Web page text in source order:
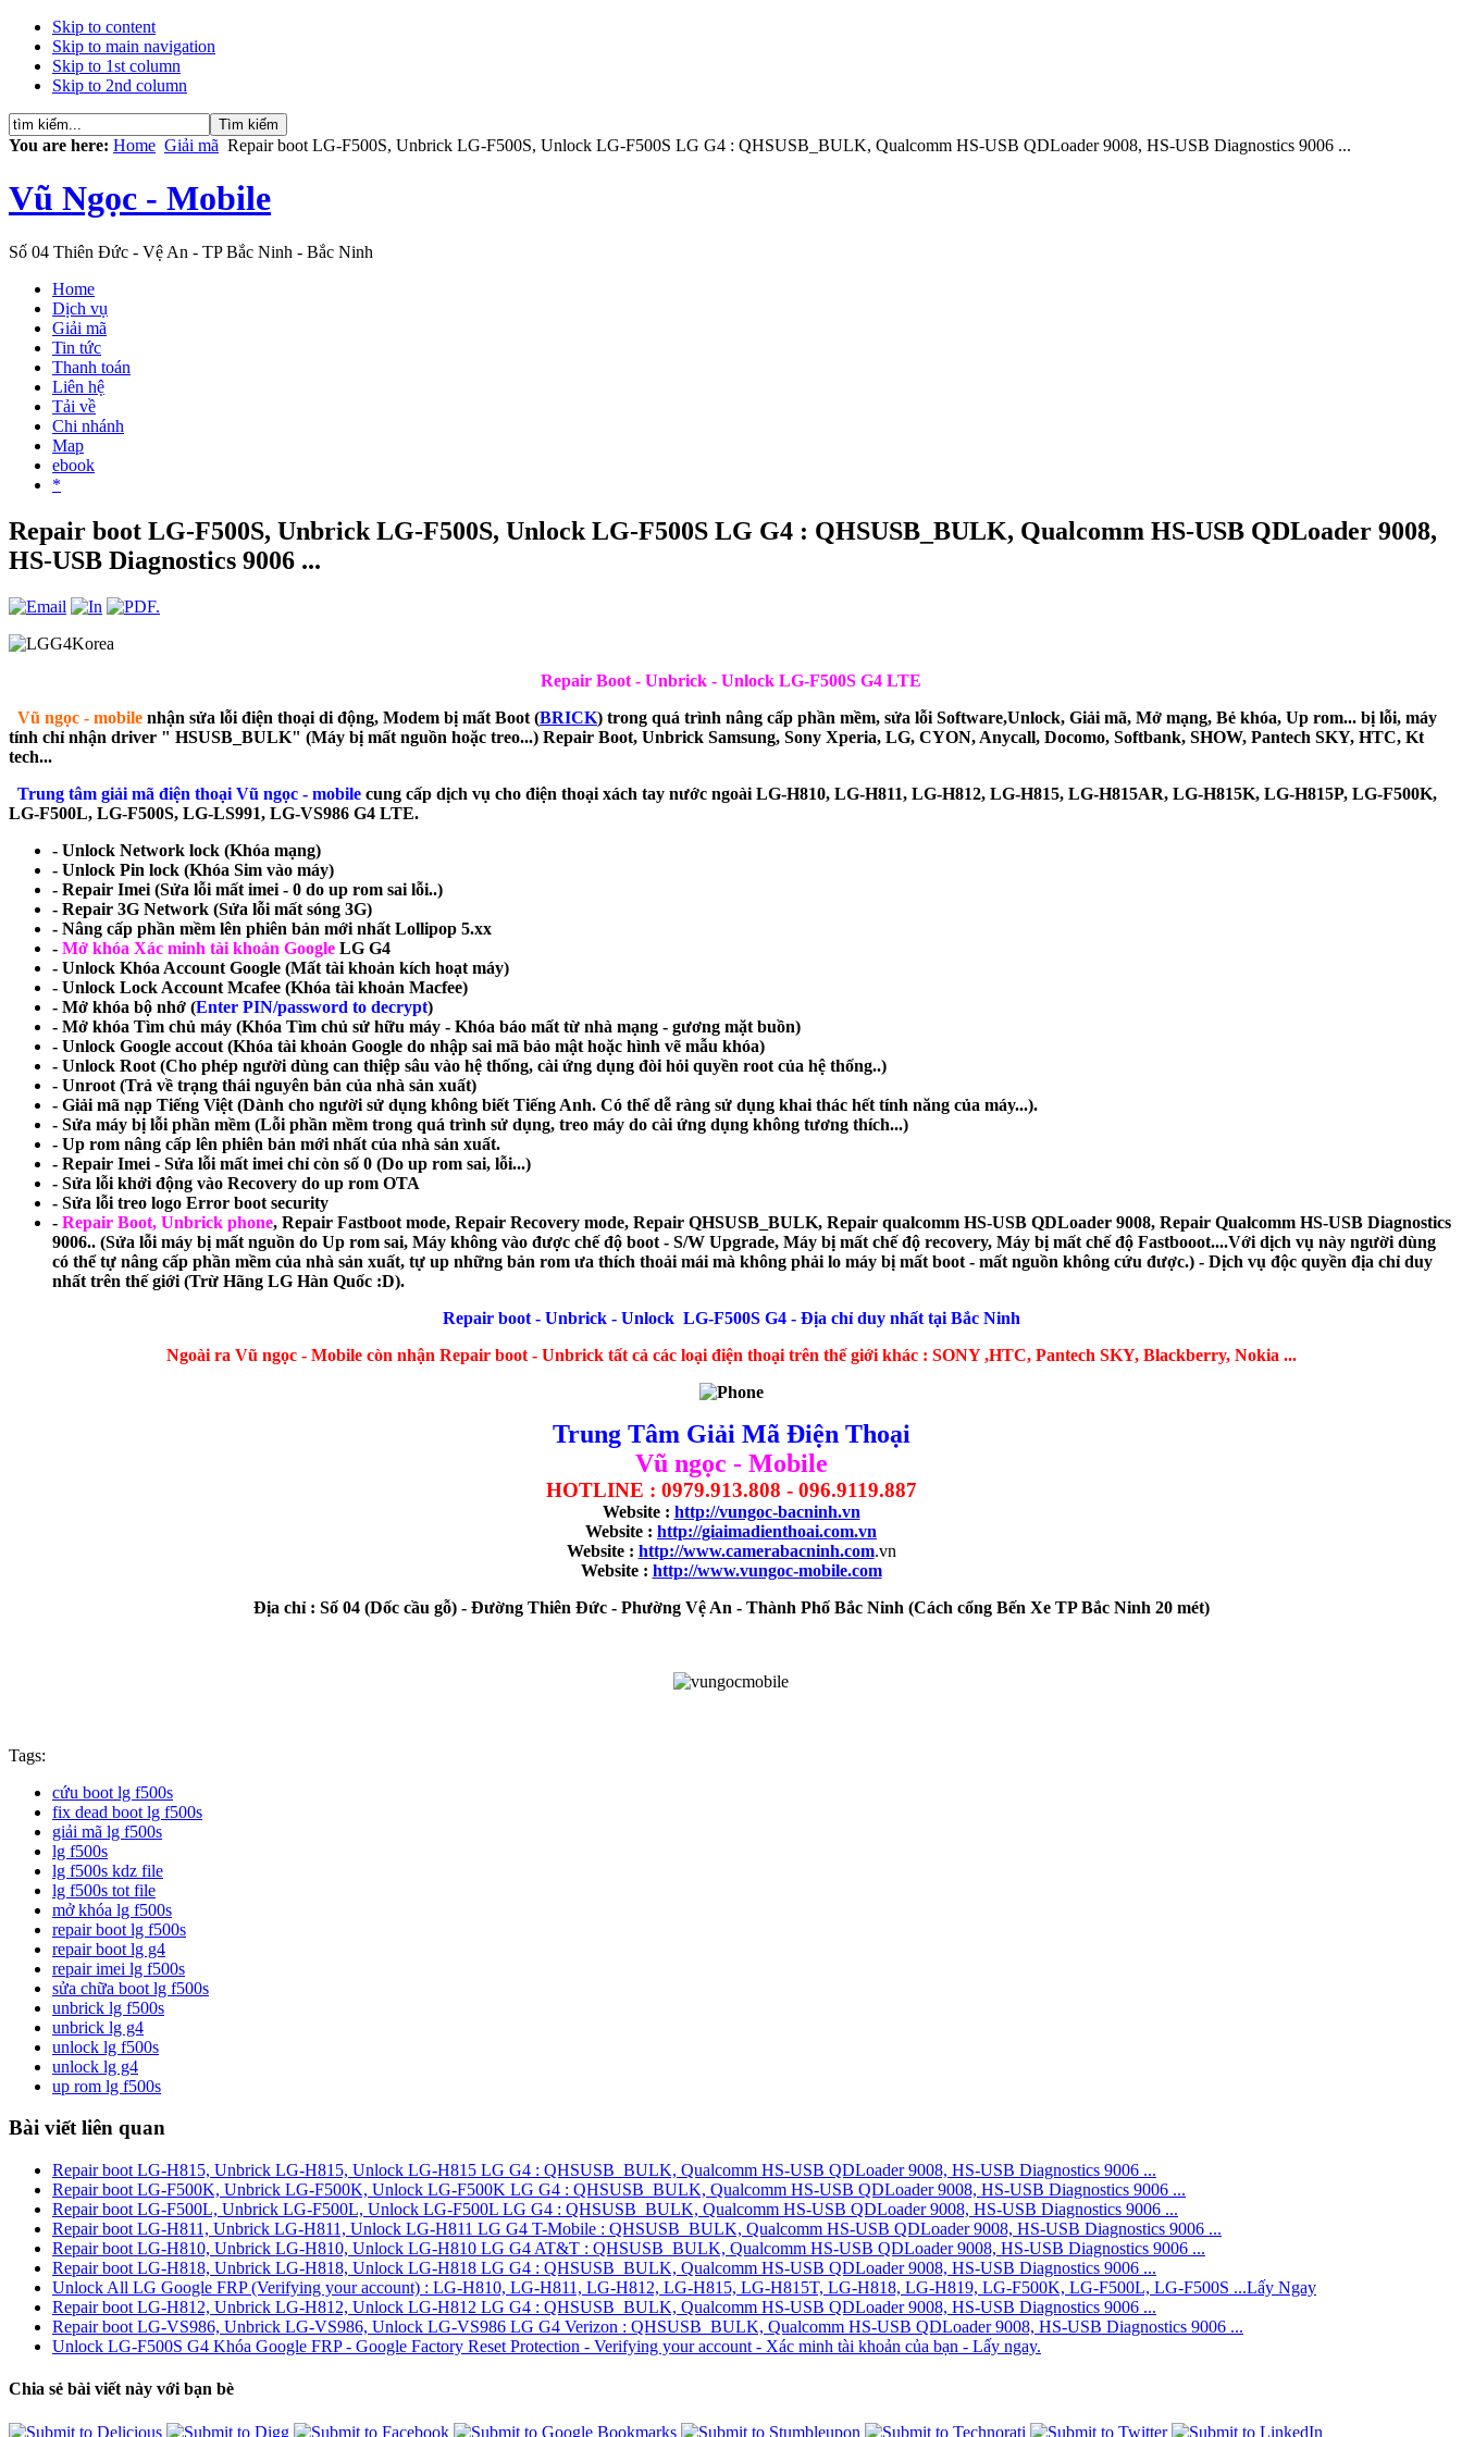
Skip to content
Skip to main navigation
Skip to 1st column
Skip to 2nd column
You are here: Home Giải mã Repair boot LG-F500S, Unbrick LG-F500S, Unlock LG-F500S LG G4 : QHSUSB_BULK, Qualcomm HS-USB QDLoader 9008, HS-USB Diagnostics 9006 ...
Vũ Ngọc - Mobile
Số 04 Thiên Đức - Vệ An - TP Bắc Ninh - Bắc Ninh
Home
Dịch vụ
Giải mã
Tin tức
Thanh toán
Liên hệ
Tải về
Chi nhánh
Map
ebook
*
Repair boot LG-F500S, Unbrick LG-F500S, Unlock LG-F500S LG G4 : QHSUSB_BULK, Qualcomm HS-USB QDLoader 9008,
HS-USB Diagnostics 9006 ...
Repair Boot - Unbrick - Unlock LG-F500S G4 LTE
Vũ ngọc - mobile nhận sửa lỗi điện thoại di động, Modem bị mất Boot (BRICK) trong quá trình nâng cấp phần mềm, sửa lỗi Software,Unlock, Giải mã, Mở mạng, Bẻ khóa, Up rom... bị lỗi, máy
tính chỉ nhận driver " HSUSB_BULK" (Máy bị mất nguồn hoặc treo...) Repair Boot, Unbrick Samsung, Sony Xperia, LG, CYON, Anycall, Docomo, Softbank, SHOW, Pantech SKY, HTC, Kt
tech...
Trung tâm giải mã điện thoại Vũ ngọc - mobile cung cấp dịch vụ cho điện thoại xách tay nước ngoài LG-H810, LG-H811, LG-H812, LG-H815, LG-H815AR, LG-H815K, LG-H815P, LG-F500K,
LG-F500L, LG-F500S, LG-LS991, LG-VS986 G4 LTE.
- Unlock Network lock (Khóa mạng)
- Unlock Pin lock (Khóa Sim vào máy)
- Repair Imei (Sửa lỗi mất imei - 0 do up rom sai lỗi..)
- Repair 3G Network (Sửa lỗi mất sóng 3G)
- Nâng cấp phần mềm lên phiên bản mới nhất Lollipop 5.xx
- Mở khóa Xác minh tài khoản Google LG G4
- Unlock Khóa Account Google (Mất tài khoản kích hoạt máy)
- Unlock Lock Account Mcafee (Khóa tài khoản Macfee)
- Mở khóa bộ nhớ (Enter PIN/password to decrypt)
- Mở khóa Tìm chủ máy (Khóa Tìm chủ sử hữu máy - Khóa báo mất từ nhà mạng - gương mặt buồn)
- Unlock Google accout (Khóa tài khoản Google do nhập sai mã bảo mật hoặc hình vẽ mẫu khóa)
- Unlock Root (Cho phép người dùng can thiệp sâu vào hệ thống, cài ứng dụng đòi hỏi quyền root của hệ thống..)
- Unroot (Trả về trạng thái nguyên bản của nhà sản xuất)
- Giải mã nạp Tiếng Việt (Dành cho người sử dụng không biết Tiếng Anh. Có thể dễ ràng sử dụng khai thác hết tính năng của máy...).
- Sửa máy bị lỗi phần mềm (Lỗi phần mềm trong quá trình sử dụng, treo máy do cài ứng dụng không tương thích...)
- Up rom nâng cấp lên phiên bản mới nhất của nhà sản xuất.
- Repair Imei - Sửa lỗi mất imei chỉ còn số 0 (Do up rom sai, lỗi...)
- Sửa lỗi khởi động vào Recovery do up rom OTA
- Sửa lỗi treo logo Error boot security
- Repair Boot, Unbrick phone, Repair Fastboot mode, Repair Recovery mode, Repair QHSUSB_BULK, Repair qualcomm HS-USB QDLoader 9008, Repair Qualcomm HS-USB Diagnostics
9006.. (Sửa lỗi máy bị mất nguồn do Up rom sai, Máy không vào được chế độ boot - S/W Upgrade, Máy bị mất chế độ recovery, Máy bị mất chế độ Fastbooot....Với dịch vụ này người dùng
có thể tự nâng cấp phần mềm của nhà sản xuất, tự up những bản rom ưa thích thoải mái mà không phải lo máy bị mất boot - mất nguồn không cứu được.) - Dịch vụ độc quyền địa chỉ duy
nhất trên thế giới (Trừ Hãng LG Hàn Quốc :D).
Repair boot - Unbrick - Unlock LG-F500S G4 - Địa chỉ duy nhất tại Bắc Ninh
Ngoài ra Vũ ngọc - Mobile còn nhận Repair boot - Unbrick tất cả các loại điện thoại trên thế giới khác : SONY ,HTC, Pantech SKY, Blackberry, Nokia ...
Trung Tâm Giải Mã Điện Thoại
Vũ ngọc - Mobile
HOTLINE : 0979.913.808 - 096.9119.887
Website : http://vungoc-bacninh.vn
Website : http://giaimadienthoai.com.vn
Website : http://www.camerabacninh.com.vn
Website : http://www.vungoc-mobile.com
Địa chỉ : Số 04 (Dốc cầu gỗ) - Đường Thiên Đức - Phường Vệ An - Thành Phố Bắc Ninh (Cách cổng Bến Xe TP Bắc Ninh 20 mét)
Tags:
cứu boot lg f500s
fix dead boot lg f500s
giải mã lg f500s
lg f500s
lg f500s kdz file
lg f500s tot file
mở khóa lg f500s
repair boot lg f500s
repair boot lg g4
repair imei lg f500s
sửa chữa boot lg f500s
unbrick lg f500s
unbrick lg g4
unlock lg f500s
unlock lg g4
up rom lg f500s
Bài viết liên quan
Repair boot LG-H815, Unbrick LG-H815, Unlock LG-H815 LG G4 : QHSUSB_BULK, Qualcomm HS-USB QDLoader 9008, HS-USB Diagnostics 9006 ...
Repair boot LG-F500K, Unbrick LG-F500K, Unlock LG-F500K LG G4 : QHSUSB_BULK, Qualcomm HS-USB QDLoader 9008, HS-USB Diagnostics 9006 ...
Repair boot LG-F500L, Unbrick LG-F500L, Unlock LG-F500L LG G4 : QHSUSB_BULK, Qualcomm HS-USB QDLoader 9008, HS-USB Diagnostics 9006 ...
Repair boot LG-H811, Unbrick LG-H811, Unlock LG-H811 LG G4 T-Mobile : QHSUSB_BULK, Qualcomm HS-USB QDLoader 9008, HS-USB Diagnostics 9006 ...
Repair boot LG-H810, Unbrick LG-H810, Unlock LG-H810 LG G4 AT&T : QHSUSB_BULK, Qualcomm HS-USB QDLoader 9008, HS-USB Diagnostics 9006 ...
Repair boot LG-H818, Unbrick LG-H818, Unlock LG-H818 LG G4 : QHSUSB_BULK, Qualcomm HS-USB QDLoader 9008, HS-USB Diagnostics 9006 ...
Unlock All LG Google FRP (Verifying your account) : LG-H810, LG-H811, LG-H812, LG-H815, LG-H815T, LG-H818, LG-H819, LG-F500K, LG-F500L, LG-F500S ...Lấy Ngay
Repair boot LG-H812, Unbrick LG-H812, Unlock LG-H812 LG G4 : QHSUSB_BULK, Qualcomm HS-USB QDLoader 9008, HS-USB Diagnostics 9006 ...
Repair boot LG-VS986, Unbrick LG-VS986, Unlock LG-VS986 LG G4 Verizon : QHSUSB_BULK, Qualcomm HS-USB QDLoader 9008, HS-USB Diagnostics 9006 ...
Unlock LG-F500S G4 Khóa Google FRP - Google Factory Reset Protection - Verifying your account - Xác minh tài khoản của bạn - Lấy ngay.
Chia sẻ bài viết này với bạn bè